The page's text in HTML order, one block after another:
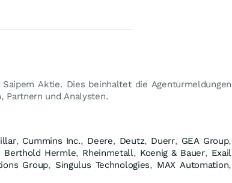
Aktie. Dies beinhaltet die Agenturmeldungen
Partnern und Analysten.
, Cummins Inc., Deere, Deutz, Duerr, GEA Group,
Berthold Hermle, Rheinmetall, Koenig & Bauer, Exail
Group, Singulus Technologies, MAX Automation,